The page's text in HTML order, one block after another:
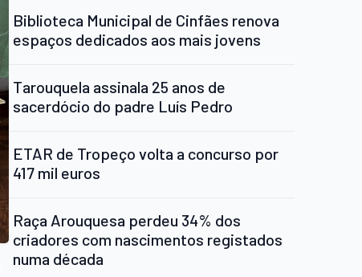
Biblioteca Municipal de Cinfães renova
espaços dedicados aos mais jovens
Tarouquela assinala 25 anos de
sacerdócio do padre Luís Pedro
ETAR de Tropeço volta a concurso por
417 mil euros
Raça Arouquesa perdeu 34% dos
criadores com nascimentos registados
numa década